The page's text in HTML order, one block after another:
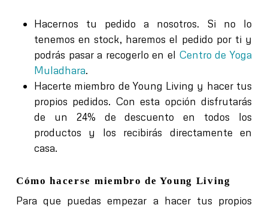
Hacernos tu pedido a nosotros. Si no lo
tenemos en stock, haremos el pedido por ti y
podrás pasar a recogerlo en el Centro de Yoga
Muladhara.
Hacerte miembro de Young Living y hacer tus
propios pedidos. Con esta opción disfrutarás
de un 24% de descuento en todos los
productos y los recibirás directamente en
casa.
Cómo hacerse miembro de Young Living
Para que puedas empezar a hacer tus propios